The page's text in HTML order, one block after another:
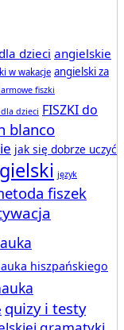
dzieci angielskie
w wakacje angielski za
fiszki
dzieci FISZKI do
blanco
jak się dobrze uczyć
język
fiszek
hiszpańskiego
quizy i testy